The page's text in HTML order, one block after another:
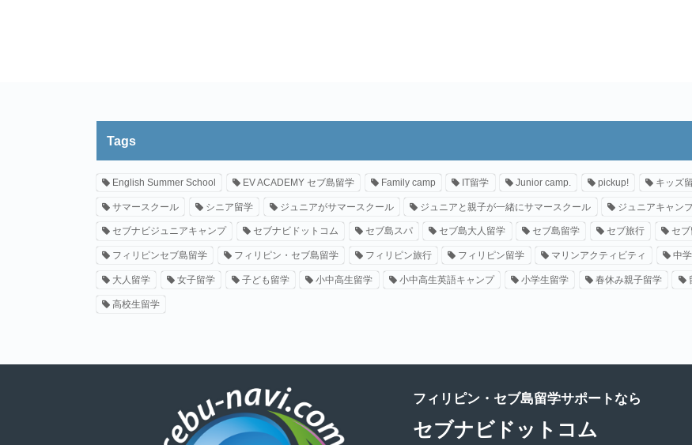
Tags
English Summer School EV ACADEMY セブ島留学 Family camp IT留学 Junior camp. pickup! キッズ
サマースクール シニア留学 ジュニアがサマースクール ジュニアと親子が一緒にサマースクール ジュニアキャン
セブナビジュニアキャンプ セブナビドットコム セブ島スパ セブ島大人留学 セブ島留学 セブ旅行 セ
フィリピンセブ島留学 フィリピン・セブ島留学 フィリピン旅行 フィリピン留学 マリンアクティビティ 中
大人留学 女子留学 子ども留学 小中高生留学 小中高生英語キャンプ 小学生留学 春休み親子留学
高校生留学
フィリピン・セブ島留学サポートなら
セブナビドットコム